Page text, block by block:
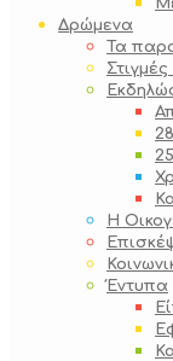
Δρώμενα
Τα
Η
Έντυπα